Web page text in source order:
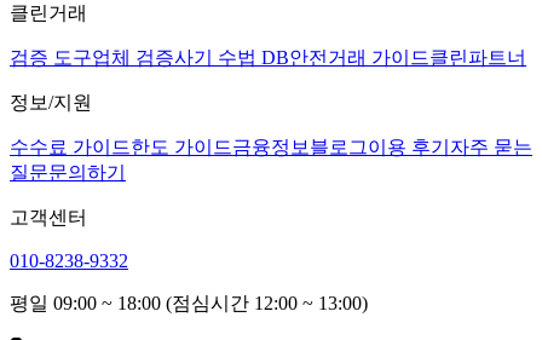
클린거래
검증 도구업체 검증사기 수법 DB안전거래 가이드클린파트너
정보/지원
수수료 가이드한도 가이드금융정보 블로그이용 후기 자주 묻는
질문문의하기
고객센터
010-8238-9332
평일 09:00 ~ 18:00 (점심시간 12:00 ~ 13:00)